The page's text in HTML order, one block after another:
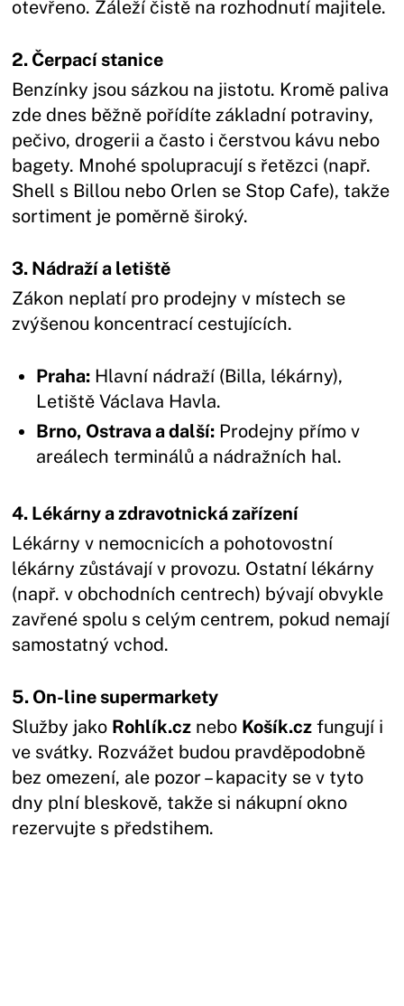
otevřeno. Záleží čistě na rozhodnutí majitele.
2. Čerpací stanice
Benzínky jsou sázkou na jistotu. Kromě paliva
zde dnes běžně pořídíte základní potraviny,
pečivo, drogerii a často i čerstvou kávu nebo
bagety. Mnohé spolupracují s řetězci (např.
Shell s Billou nebo Orlen se Stop Cafe), takže
sortiment je poměrně široký.
3. Nádraží a letiště
Zákon neplatí pro prodejny v místech se
zvýšenou koncentrací cestujících.
Praha: Hlavní nádraží (Billa, lékárny),
Letiště Václava Havla.
Brno, Ostrava a další: Prodejny přímo v
areálech terminálů a nádražních hal.
4. Lékárny a zdravotnická zařízení
Lékárny v nemocnicích a pohotovostní
lékárny zůstávají v provozu. Ostatní lékárny
(např. v obchodních centrech) bývají obvykle
zavřené spolu s celým centrem, pokud nemají
samostatný vchod.
5. On-line supermarkety
Služby jako Rohlík.cz nebo Košík.cz fungují i
ve svátky. Rozvážet budou pravděpodobně
bez omezení, ale pozor – kapacity se v tyto
dny plní bleskově, takže si nákupní okno
rezervujte s předstihem.